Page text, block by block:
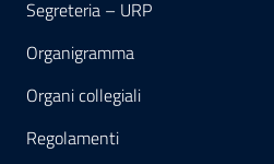
Segreteria – URP
Organigramma
Organi collegiali
Regolamenti